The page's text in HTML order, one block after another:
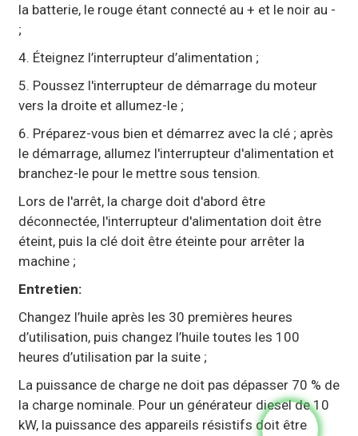
la batterie, le rouge étant connecté au + et le noir au -
;
4. Éteignez l’interrupteur d’alimentation ;
5. Poussez l'interrupteur de démarrage du moteur
vers la droite et allumez-le ;
6. Préparez-vous bien et démarrez avec la clé ; après
le démarrage, allumez l'interrupteur d'alimentation et
branchez-le pour le mettre sous tension.
Lors de l'arrêt, la charge doit d'abord être
déconnectée, l'interrupteur d'alimentation doit être
éteint, puis la clé doit être éteinte pour arrêter la
machine ;
Entretien:
Changez l’huile après les 30 premières heures
d’utilisation, puis changez l’huile toutes les 100
heures d’utilisation par la suite ;
La puissance de charge ne doit pas dépasser 70 % de
la charge nominale. Pour un générateur diesel de 10
kW, la puissance des appareils résistifs doit être